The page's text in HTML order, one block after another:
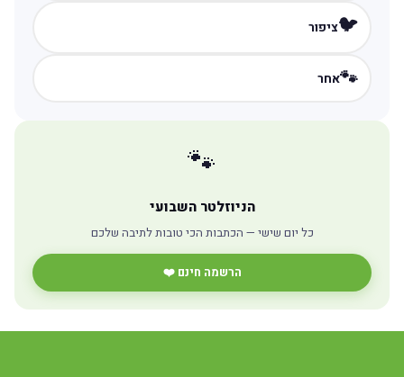
🐦ציפור
🐾אחר
🐾
הניוזלטר השבועי
כל יום שישי — הכתבות הכי טובות לתיבה שלכם
הרשמה חינם ❤️